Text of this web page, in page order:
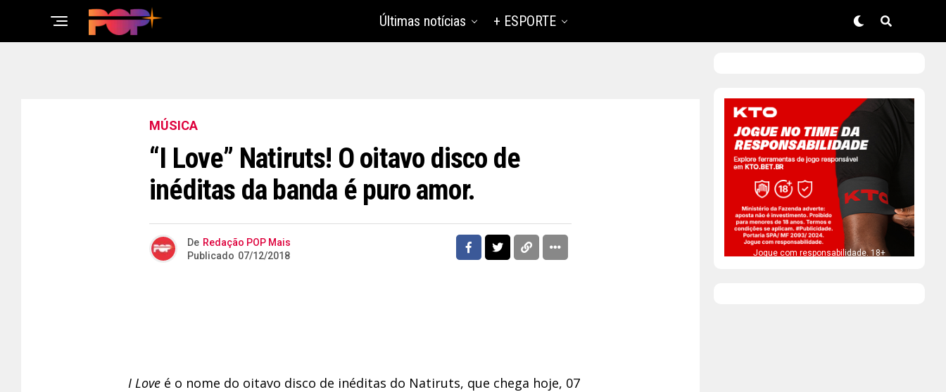
Últimas notícias + ESPORTE
MÚSICA
“I Love” Natiruts! O oitavo disco de
inéditas da banda é puro amor.
De Redação POP Mais
Publicado 07/12/2018
I Love é o nome do oitavo disco de inéditas do Natiruts, que chega hoje, 07
Jogue com responsabilidade. 18+